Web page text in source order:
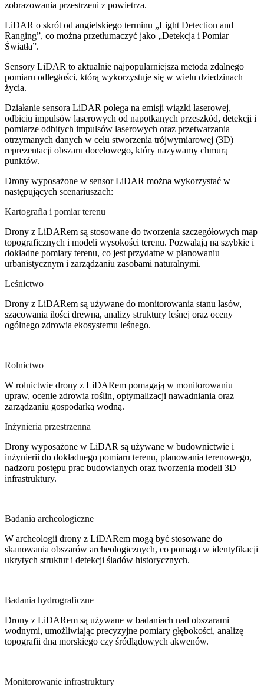
zobrazowania przestrzeni z powietrza.
LiDAR o skrót od angielskiego terminu „Light Detection and
Ranging”, co można przetłumaczyć jako „Detekcja i Pomiar
Światła”.
Sensory LiDAR to aktualnie najpopularniejsza metoda zdalnego
pomiaru odległości, którą wykorzystuje się w wielu dziedzinach
życia.
Działanie sensora LiDAR polega na emisji wiązki laserowej,
odbiciu impulsów laserowych od napotkanych przeszkód, detekcji i
pomiarze odbitych impulsów laserowych oraz przetwarzania
otrzymanych danych w celu stworzenia trójwymiarowej (3D)
reprezentacji obszaru docelowego, który nazywamy chmurą
punktów.
Drony wyposażone w sensor LiDAR można wykorzystać w
następujących scenariuszach:
Kartografia i pomiar terenu
Drony z LiDARem są stosowane do tworzenia szczegółowych map
topograficznych i modeli wysokości terenu. Pozwalają na szybkie i
dokładne pomiary terenu, co jest przydatne w planowaniu
urbanistycznym i zarządzaniu zasobami naturalnymi.
Leśnictwo
Drony z LiDARem są używane do monitorowania stanu lasów,
szacowania ilości drewna, analizy struktury leśnej oraz oceny
ogólnego zdrowia ekosystemu leśnego.
Rolnictwo
W rolnictwie drony z LiDARem pomagają w monitorowaniu
upraw, ocenie zdrowia roślin, optymalizacji nawadniania oraz
zarządzaniu gospodarką wodną.
Inżynieria przestrzenna
Drony wyposażone w LiDAR są używane w budownictwie i
inżynierii do dokładnego pomiaru terenu, planowania terenowego,
nadzoru postępu prac budowlanych oraz tworzenia modeli 3D
infrastruktury.
Badania archeologiczne
W archeologii drony z LiDARem mogą być stosowane do
skanowania obszarów archeologicznych, co pomaga w identyfikacji
ukrytych struktur i detekcji śladów historycznych.
Badania hydrograficzne
Drony z LiDARem są używane w badaniach nad obszarami
wodnymi, umożliwiając precyzyjne pomiary głębokości, analizę
topografii dna morskiego czy śródlądowych akwenów.
Monitorowanie infrastruktury